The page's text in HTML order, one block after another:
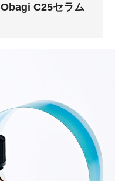
C25セラム